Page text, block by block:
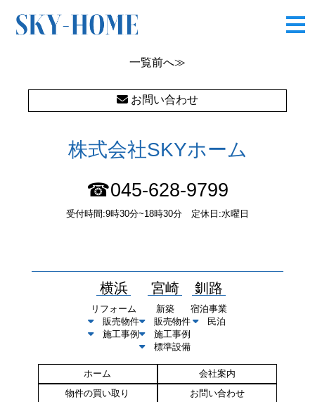
岡津町Ⅲ☆20190514
一覧前へ≫
お問い合わせ
株式会社SKYホーム
☎045-628-9799
受付時間:9時30分~18時30分 定休日:水曜日
横浜
リフォーム
販売物件
施工事例
宮崎
新築
販売物件
施工事例
標準設備
釧路
宿泊事業
民泊
ホーム
会社案内
物件の買い取り
お問い合わせ